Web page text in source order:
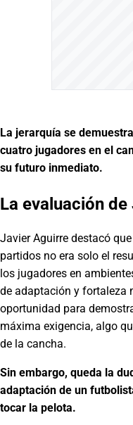
La jerarquía se
cuatro jugadores en el
su futuro inmediato.
La evaluación
Javier Aguirre destacó
partidos no era solo el
los jugadores en
de adaptación y fortaleza
oportunidad para
máxima exigencia, algo
de la cancha.
Sin embargo, queda la
adaptación de un
tocar la pelota.